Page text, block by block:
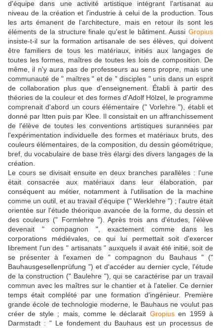
d'équipe dans une activité artistique intégrant l'artisanat au
niveau de la création et l'industrie à celui de la production. Tous
les arts émanent de l'architecture, mais en retour ils sont les
éléments de la structure finale qu'est le bâtiment. Aussi Gropius
insiste-t-il sur la formation artisanale de ses élèves, qui doivent
être familiers de tous les matériaux, initiés aux langages de
toutes les formes, maîtres de toutes les lois de composition. De
même, il n'y aura pas de professeurs au sens propre, mais une
communauté de " maîtres " et de " disciples " unis dans un esprit
de collaboration plus que d'enseignement. Établi à partir des
théories de la couleur et des formes d'Adolf Hölzel, le programme
comprenait d'abord un cours élémentaire (" Vorlehre "), établi et
donné par Itten puis par Klee. Il consistait en un affranchissement
de l'élève de toutes les conventions artistiques surannées par
l'expérimentation individuelle des formes et matériaux bruts, des
couleurs élémentaires, de la composition, du dessin géométrique,
bref, du vocabulaire de base très élargi des divers langages de la
création.
Le cours se divisait ensuite en deux branches parallèles : l'une
était consacrée aux matériaux dans leur élaboration, par
conséquent au métier, notamment à l'utilisation de la machine
comme un outil, et au travail d'équipe (" Werklehre ") ; l'autre était
orientée sur l'étude théorique avancée de la forme, du dessin et
des couleurs (" Formlehre "). Après trois ans d'études, l'élève
devenait " compagnon ", exactement comme dans les
corporations médiévales, ce qui lui permettait soit d'exercer
librement l'un des " artisanats " auxquels il avait été initié, soit de
se présenter à l'examen de " compagnon du Bauhaus " ("
Bauhausgesellenprüfung ") et d'accéder au dernier cycle, l'étude
de la construction (" Baulehre "), qui se caractérise par un travail
commun avec les maîtres sur le chantier et à l'atelier. Ce dernier
temps était complété par une formation d'ingénieur. Première
grande école de technologie moderne, le Bauhaus ne voulut pas
créer de style ; mais, comme le déclarait Gropiusen 1959 à
Darmstadt : " Le fondement du Bauhaus est un processus de